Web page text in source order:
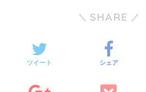
SHARE
ツイート シェア